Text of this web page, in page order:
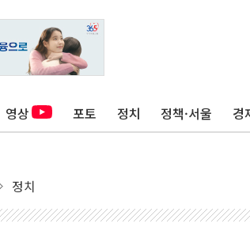
영상 포토 정치 정책·서울 경
정치